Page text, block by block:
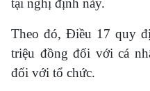
Theo đó, Điều 17 quy
triệu đồng đối với cá
đối với tổ chức.